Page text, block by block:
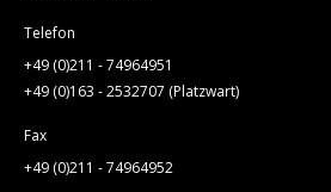
Telefon
+49 (0)211 - 74964951
+49 (0)163 - 2532707 (Platzwart)
Fax
+49 (0)211 - 74964952